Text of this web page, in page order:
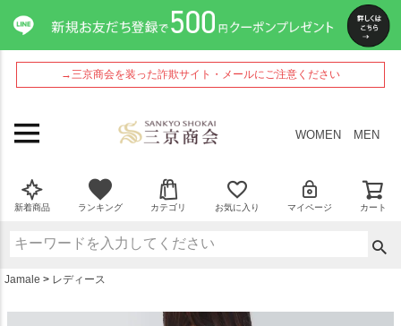
→三京商会を装った詐欺サイト・メールにご注意ください
WOMEN MEN
新着商品 ランキング カテゴリ お気に入り マイページ カート
Jamale レディース
ペー
ジト
ップ
へ